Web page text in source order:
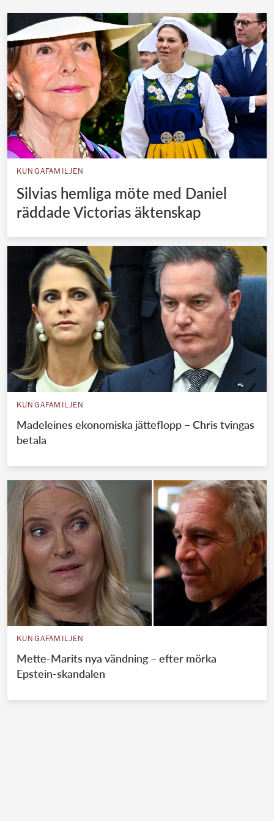
KUNGAFAMILJEN
Silvias hemliga möte med Daniel
räddade Victorias äktenskap
KUNGAFAMILJEN
Madeleines ekonomiska jätteflopp – Chris tvingas
betala
KUNGAFAMILJEN
Mette-Marits nya vändning – efter mörka
Epstein-skandalen